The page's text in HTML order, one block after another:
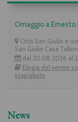
Omaggio a Ernesto
Orta San Giulio e
San Giulio Casa
dal 20.08.2026 al
Elegia del verme
scapigliate
News